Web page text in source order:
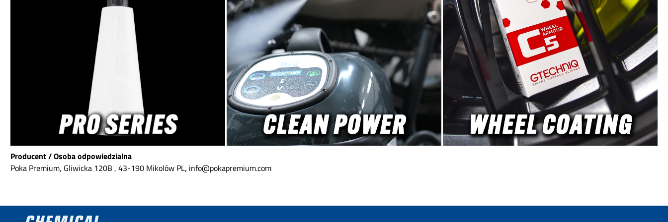
świetnie nadaje się do
usuwania drobnego kurzu.
Supermiękkie włosie do
czyszczenia wnętrza i
zewnętrza auta Uniwersalny
pędzel detailingowy sprawdzi
się zarówno w środku, jak i
na zewnątrz pojazdu:
uszczelki okien, emblematy
czy tabliczki znamionowe.
Dzięki delikatnemu włosiu
jest lepszy i bezpieczniejszy
niż szorstkie włosie
zwierzęce. Włosie jest
odporne na większość
środków o neutralnym pH
oraz lekkich kwasach i
zasadach. Ergonomiczny
uchwyt z polipropylenu
pewnie leży w dłoni.
i trwałość: Detail Passion
dostępnych miejsc w
samochodzie.Cechy produktu
w skrócieRozmiar główki: Ø
15mmRodzaj włosia:
syntetyczneUchwyt:
antypoślizgowy, gumowany,
długi uchwytPrzeznaczenie:
czyszczenie zewnętrzne i
wewnętrzneOptymalny do:
felg, emblematów, progów,
komory silnika, plastikowych
elementówOdporność na
silne środki czyszczące i
APCMade in Poland –
produkcja w UESkuteczne
kontroląWłosie odporne na
chemikalia i jednocześnie
całkowita: 18,5cm Materiał
rączki: polipropylen Bardzo
lekki – łatwa obsługa Otwór
do zawieszenia dla
wygodnego przechowywania
Odporność na popularne
środki czyszczące Made in
Poland – produkcja w UE
Delikatne czyszczenie
wnętrza z precyzją Miękkie
włosie z 100% poliestru o
twardości 1/3 skutecznie
usuwa kurz, brud i osady, nie
uszkadzając wrażliwych
powierzchni takich jak lakier
fortepianowy, skóra czy
plastik. Ergonomiczna rączka
Producent / Osoba odpowiedzialna
Poka Premium, Gliwicka 120B , 43-190 Mikolów PL, info@pokapremium.com